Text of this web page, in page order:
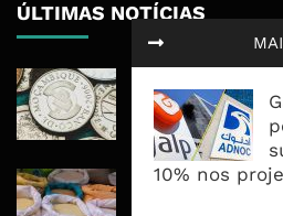
10% nos
ÚLTIMAS NOTÍCIAS
Recuperar em
Dívida e
Commodities